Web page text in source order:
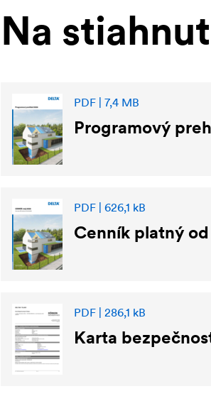
Na
PDF | 7,4 MB
Programový
PDF | 626,1 kB
Cenník platný
PDF | 286,1 kB
Karta